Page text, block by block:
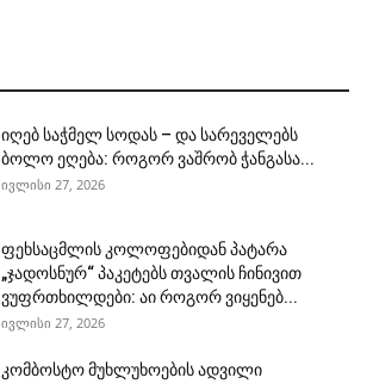
იღებ საჭმელ სოდას – და სარეველებს
ბოლო ეღება: როგორ ვაშრობ ჭანგასა...
ივლისი 27, 2026
ფეხსაცმლის კოლოფებიდან პატარა
„ჯადოსნურ“ პაკეტებს თვალის ჩინივით
ვუფრთხილდები: აი როგორ ვიყენებ...
ივლისი 27, 2026
კომბოსტო მუხლუხოების ადვილი